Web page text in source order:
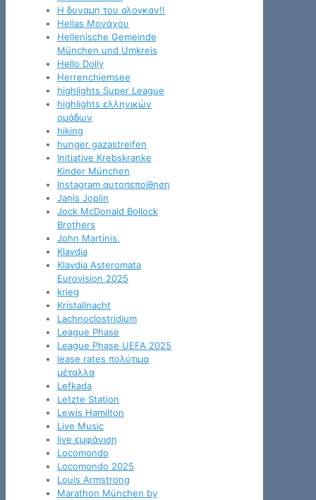
H δυναμη του σλογκαν!!
Hellas Μονάχου
Hellenische Gemeinde
München und Umkreis
Hello Dolly
Herrenchiemsee
highlights Super League
highlights ελληνικών
ομάδων
hiking
hunger gazastreifen
Initiative Krebskranke
Kinder München
Instagram αυτοπεποίθηση
Janis Joplin
Jock McDonald Bollock
Brothers
John Martinis.
Klavdia
Klavdia Asteromata
Eurovision 2025
krieg
Kristallnacht
Lachnoclostridium
League Phase
League Phase UEFA 2025
lease rates πολύτιμα
μέταλλα
Lefkada
Letzte Station
Lewis Hamilton
Live Music
live εμφάνιση
Locomondo
Locomondo 2025
Louis Armstrong
Marathon München by